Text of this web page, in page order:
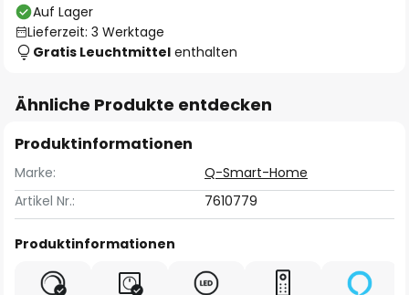
Auf Lager
Lieferzeit: 3 Werktage
Gratis Leuchtmittel enthalten
Ähnliche Produkte entdecken
Produktinformationen
Marke:
Q-Smart-Home
Artikel Nr.:
7610779
Produktinformationen